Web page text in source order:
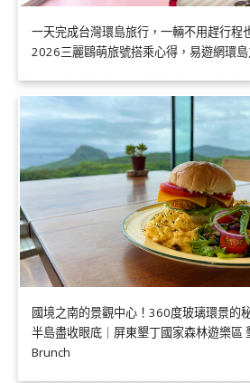
一天完成台灣環島旅行，一輛不用趕行程
2026三麗鷗萌旅號搭乘心得，易遊網環
國境之南的景觀中心！360度玻璃環景的
半島盡收眼底｜屏東墾丁國家森林遊樂區
Brunch